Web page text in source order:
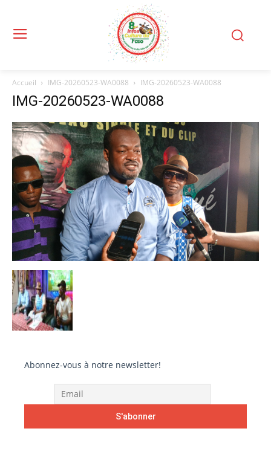
Accueil IMG-20260523-WA0088 IMG-20260523-WA0088
IMG-20260523-WA0088
Abonnez-vous à notre newsletter!